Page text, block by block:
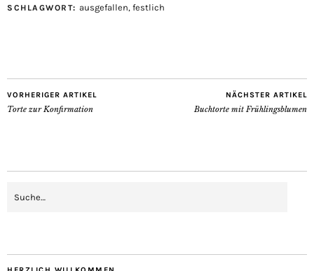
SCHLAGWORT: ausgefallen, festlich
VORHERIGER ARTIKEL
Torte zur Konfirmation
NÄCHSTER ARTIKEL
Buchtorte mit Frühlingsblumen